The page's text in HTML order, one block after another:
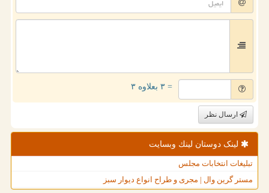
= ۳ بعلاوه ۳
ارسال نظر
لینک دوستان لینك وبسایت
تبلیغات انتخابات مجلس
مستر گرین وال | مجری و طراح انواع دیوار سبز